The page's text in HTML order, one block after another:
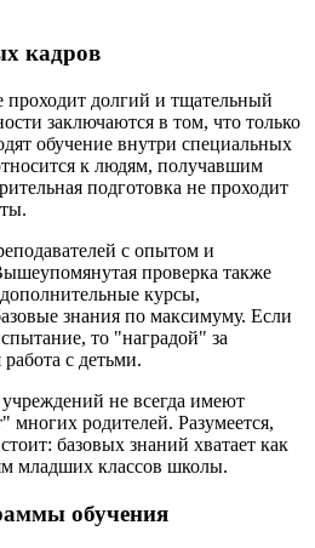
кадров
проходит долгий и тщательный
заключаются в том, что только
обучение внутри специальных
к людям, получавшим
подготовка не проходит
с опытом и
проверка также
курсы,
знания по максимуму. Если
то "наградой" за
с детьми.
не всегда имеют
многих родителей. Разумеется,
базовых знаний хватает как
младших классов школы.
обучения